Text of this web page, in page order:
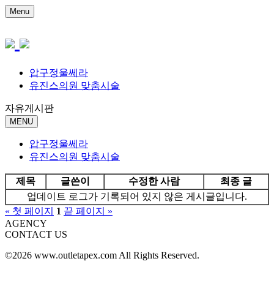
Menu
압구정울쎄라
유진스의원 맞춤시술
자유게시판
MENU
압구정울쎄라
유진스의원 맞춤시술
제목 글쓴이 수정한 사람
최종 글
업데이트 로그가 기록되어 있지 않은 게시글입니다.
« 첫 페이지
1 끝 페이지 »
AGENCY
CONTACT US
©2026 www.outletapex.com All Rights Reserved.